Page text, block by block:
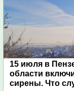
15 июля в
области
сирены. Что